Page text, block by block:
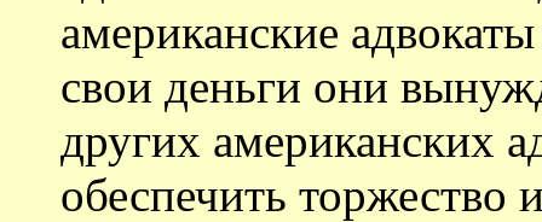
американские
свои деньги они
других американских
обеспечить торжество